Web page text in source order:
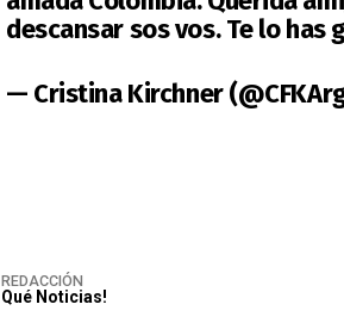
descansar sos vos. Te lo has
— Cristina Kirchner
REDACCIÓN
Qué Noticias!